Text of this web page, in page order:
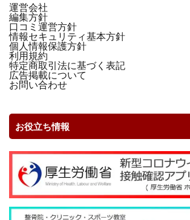
運営会社
編集方針
口コミ運営方針
情報セキュリティ基本方針
個人情報保護方針
利用規約
特定商取引法に基づく表記
広告掲載について
お問い合わせ
お役立ち情報